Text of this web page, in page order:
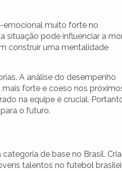
emocional muito forte no
situação pode influenciar a
construir uma mentalidade
A análise do desempenho
forte e coeso nos
na equipe é crucial.
o futuro.
de base no Brasil.
talentos no futebol